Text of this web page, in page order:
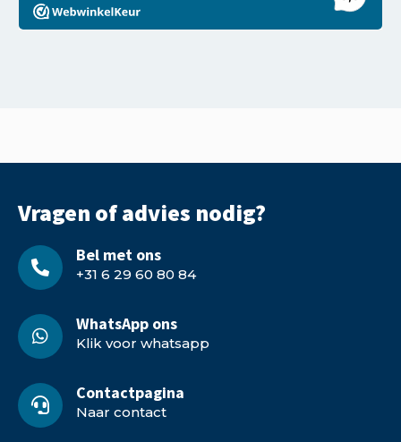
Vragen of advies nodig?
Bel met ons
+31 6 29 60 80 84
WhatsApp ons
Klik voor whatsapp
Contactpagina
Naar contact